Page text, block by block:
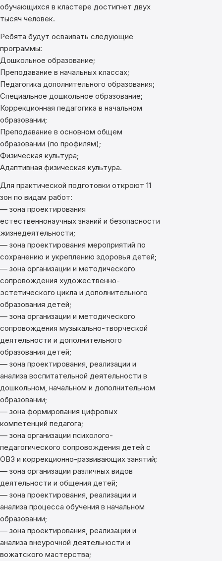
обучающихся в кластере достигнет двух
тысяч человек.
Ребята будут осваивать следующие
программы:
Дошкольное образование;
Преподавание в начальных классах;
Педагогика дополнительного образования;
Специальное дошкольное образование;
Коррекционная педагогика в начальном
образовании;
Преподавание в основном общем
образовании (по профилям);
Физическая культура;
Адаптивная физическая культура.
Для практической подготовки откроют 11
зон по видам работ:
— зона проектирования
естественнонаучных знаний и безопасности
жизнедеятельности;
— зона проектирования мероприятий по
сохранению и укреплению здоровья детей;
— зона организации и методического
сопровождения художественно-
эстетического цикла и дополнительного
образования детей;
— зона организации и методического
сопровождения музыкально-творческой
деятельности и дополнительного
образования детей;
— зона проектирования, реализации и
анализа воспитательной деятельности в
дошкольном, начальном и дополнительном
образовании;
— зона формирования цифровых
компетенций педагога;
— зона организации психолого-
педагогического сопровождения детей с
ОВЗ и коррекционно-развивающих занятий;
— зона организации различных видов
деятельности и общения детей;
— зона проектирования, реализации и
анализа процесса обучения в начальном
образовании;
— зона проектирования, реализации и
анализа внеурочной деятельности и
вожатского мастерства;